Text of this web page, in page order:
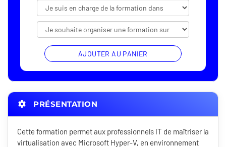
AJOUTER AU PANIER
PRÉSENTATION
Cette formation permet aux professionnels IT de maîtriser la
virtualisation avec Microsoft Hyper-V, en environnement